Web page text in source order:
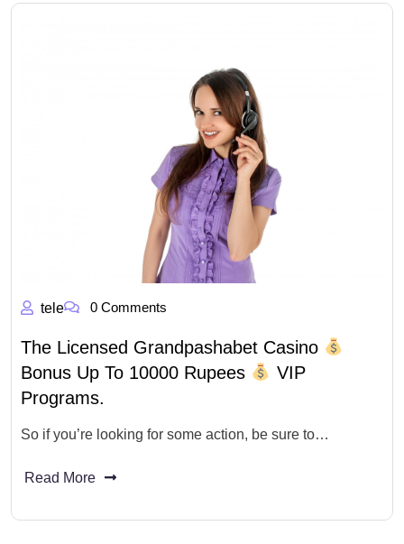
tele 0 Comments
The Licensed Grandpashabet Casino
Bonus Up To 10000 Rupees
VIP
Programs.
So if you’re looking for some action, be sure to…
Read More